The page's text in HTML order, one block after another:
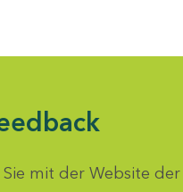
mit der Website der